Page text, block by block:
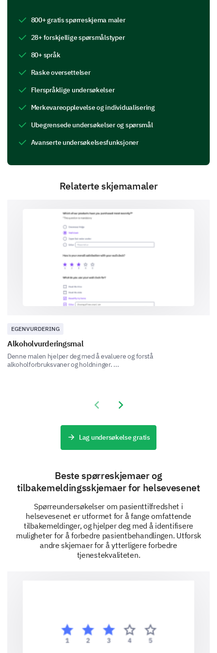
Hvordan vil du vurdere profesjonaliteten til
Svært profesjonell)
Følte du at ventetiden var akseptabel?
Ble spørsmålene og bekymringene dine
du svarte "Nei" eller "Noe")
Noe
God kommunikasjon er nøkkelen til god omsorg.
Hjelp oss å forstå hvor godt vi kommuniserte med
deg under besøket.
Hvor fornøyd var du med klarheten i
forklaringene gitt til deg angående
behandlingen din? (Vennligst gi eventuelle
tilleggsinnspill angående klarheten i
forklaringene.)
Svært misfornøyd
Skriv din kommentar her:
800+ gratis spørreskjema maler
28+ forskjellige spørsmålstyper
80+ språk
Raske oversettelser
Flerspråklige undersøkelser
Merkevareopplevelse og individualisering
Ubegrensede undersøkelser og spørsmål
Avanserte undersøkelsesfunksjoner
Relaterte skjemamaler
EGENVURDERING
Alkoholvurderingsmal
Denne malen hjelper deg med å evaluere og forstå
alkoholforbruksvaner og holdninger. ...
Previous slide
Next slide
Lag undersøkelse gratis
Beste spørreskjemaer og
tilbakemeldingsskjemaer for helsevesenet
Spørreundersøkelser om pasienttilfredshet i
helsevesenet er utformet for å fange omfattende
tilbakemeldinger, og hjelper deg med å identifisere
muligheter for å forbedre pasientbehandlingen. Utforsk
andre skjemaer for å ytterligere forbedre
tjenestekvaliteten.